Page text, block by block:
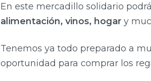
En este mercadillo solidario
alimentación, vinos, hogar y
Tenemos ya todo preparado a
oportunidad para comprar los